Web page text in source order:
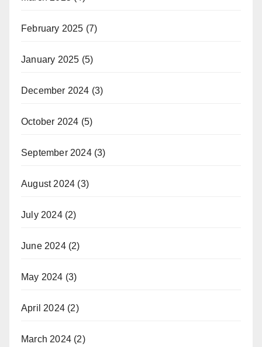
February 2025 (7)
January 2025 (5)
December 2024 (3)
October 2024 (5)
September 2024(3)
August 2024 (3)
July 2024(2)
June 2024(2)
May 2024 (3)
April 2024 (2)
March 2024 (2)